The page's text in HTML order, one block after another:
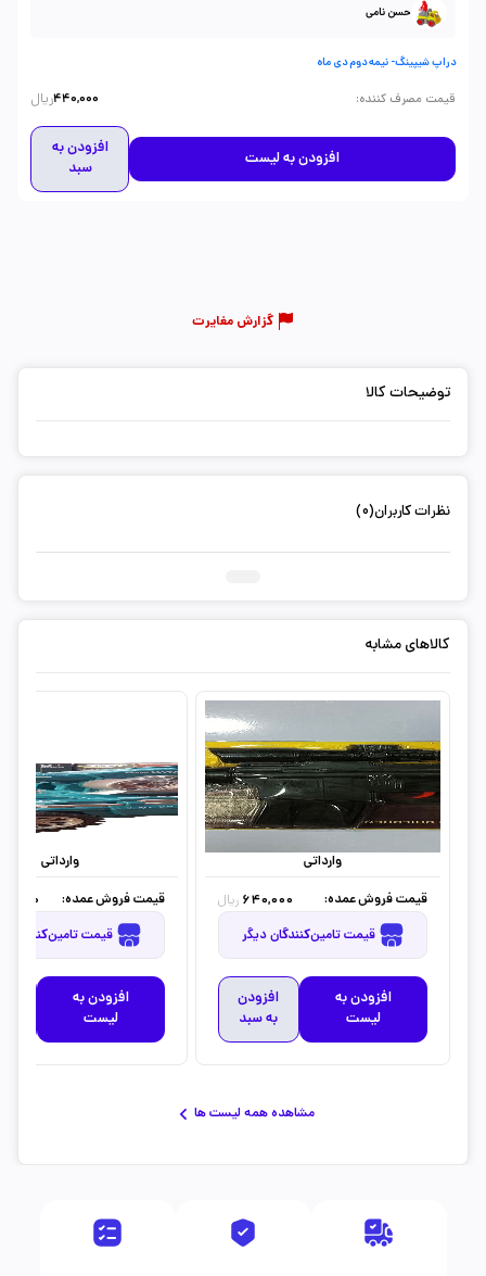
حسن نامی
دراپ شیپینگ- نیمه دوم دی ماه
قیمت مصرف کننده:
440,000ریال
افزودن به لیست
افزودن به
سبد
گزارش مغایرت
توضیحات کالا
نظرات کاربران(0)
کالاهای مشابه
وارداتی
قیمت فروش عمده:
640,000 ریال
قیمت تامین‌کنندگان دیگر
افزودن به
لیست
افزودن
به سبد
وارداتی
قیمت فروش عمده:
قیمت تامین‌کنندگان دیگر
افزودن به
لیست
مشاهده همه لیست ها